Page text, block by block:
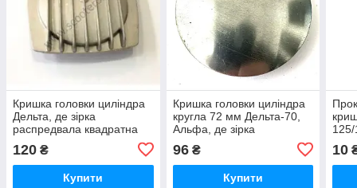
Кришка головки циліндра
Дельта, де зірка
распредвала квадратна
120 ₴
Купити
Кришка головки циліндра
кругла 72 мм Дельта-70,
Альфа, де зірка
96₴
Купити
125/
10